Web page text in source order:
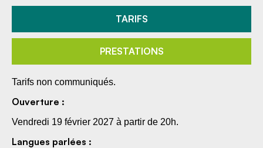
TARIFS
PRESTATIONS
Tarifs non communiqués.
Ouverture :
Vendredi 19 février 2027 à partir de 20h.
Langues parlées :